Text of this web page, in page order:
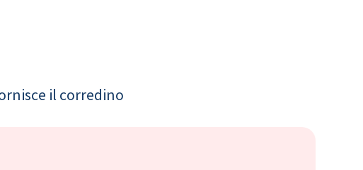
il corredino